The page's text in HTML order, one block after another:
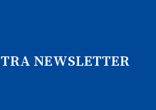
NEWSLETTER